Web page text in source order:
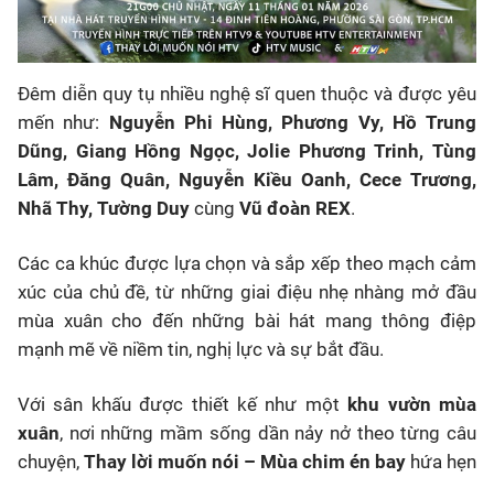
Đêm diễn quy tụ nhiều nghệ sĩ quen thuộc và được yêu
mến như: Nguyễn Phi Hùng, Phương Vy, Hồ Trung
Dũng, Giang Hồng Ngọc, Jolie Phương Trinh, Tùng
Lâm, Đăng Quân, Nguyễn Kiều Oanh, Cece Trương,
Nhã Thy, Tường Duy cùng Vũ đoàn REX.
Các ca khúc được lựa chọn và sắp xếp theo mạch cảm
xúc của chủ đề, từ những giai điệu nhẹ nhàng mở đầu
mùa xuân cho đến những bài hát mang thông điệp
mạnh mẽ về niềm tin, nghị lực và sự bắt đầu.
Với sân khấu được thiết kế như một khu vườn mùa
xuân, nơi những mầm sống dần nảy nở theo từng câu
chuyện, Thay lời muốn nói – Mùa chim én bay hứa hẹn